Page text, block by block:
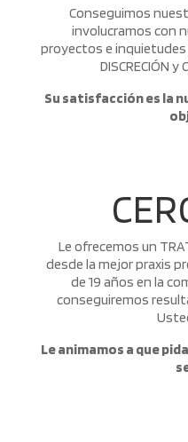
Conseguimos
involucramos con
proyectos e inquietudes
DISCRECIÓN y
Su satisfacción es la
Le ofrecemos un
desde la mejor praxis
de 19 años en la
conseguiremos
Le animamos a que